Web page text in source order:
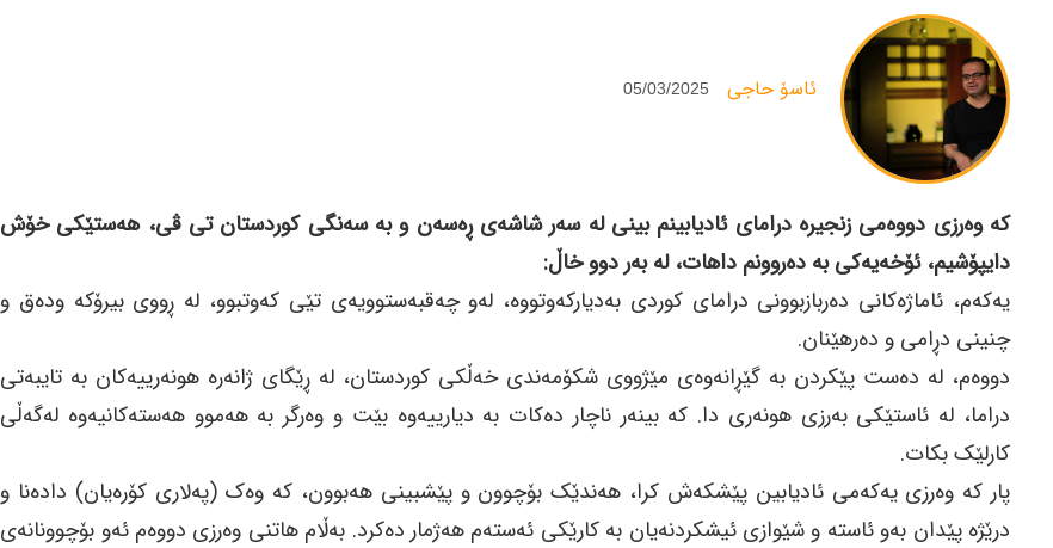
‌ئاسۆ حاجی 05/03/2025
کە وەرزی دووەمی زنجیرە درامای ئادیابینم بینی لە سەر شاشەی ڕەسەن و بە سەنگی کوردستان تی ڤی، هەستێکی خۆش
دایپۆشیم، ئۆخەیەکی بە دەروونم داهات، لە بەر دوو خاڵ:
یەکەم، ئاماژەکانی دەربازبوونی درامای کوردی بەدیارکەوتووە، لەو چەقبەستوویەی تێی کەوتبوو، لە ڕووی بیرۆکە ودەق و
چنینی دڕامی و دەرهێنان.
دووەم، لە دەست پێکردن بە گێڕانەوەی مێژووی شکۆمەندی خەڵکی کوردستان، لە ڕێگای ژانەرە هونەرییەکان بە تایبەتی
دراما، لە ئاستێکی بەرزی هونەری دا. کە بینەر ناچار دەکات بە دیارییەوە بێت و وەرگر بە هەموو هەستەکانیەوە لەگەڵی
کارلێک بکات.
پار کە وەرزی یەکەمی ئادیابین پێشکەش کرا، هەندێک بۆچوون و پێشبینی هەبوون، کە وەک (پەلاری کۆرەیان) دادەنا و
درێژە پێدان بەو ئاستە و شێوازی ئیشکردنەیان بە کارێکی ئەستەم هەژمار دەکرد. بەڵام هاتنی وەرزی دووەم ئەو بۆچوونانەی